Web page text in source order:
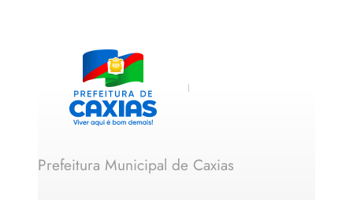
Prefeitura Municipal de Caxias